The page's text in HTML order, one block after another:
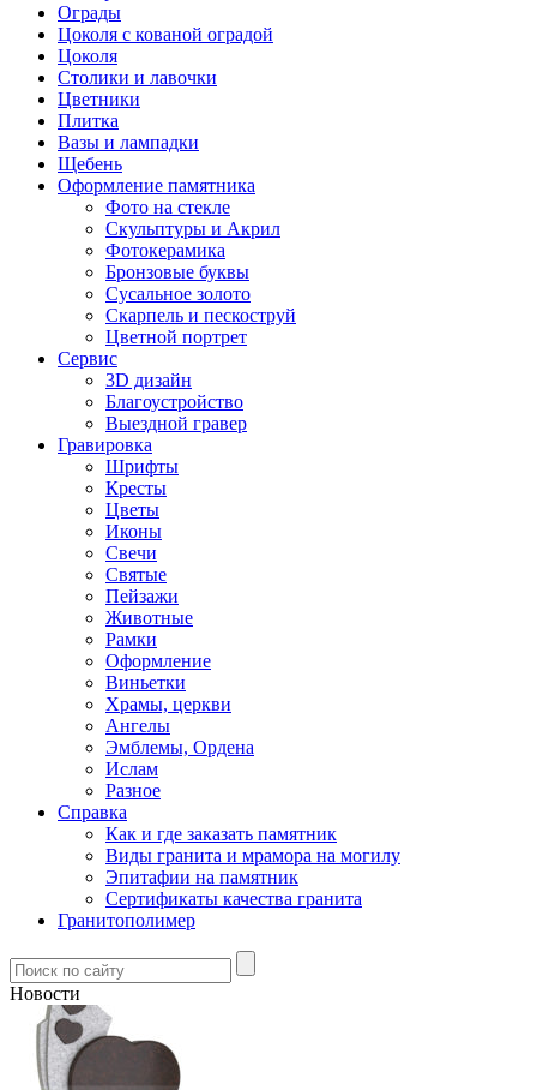
Ограды
Цоколя с кованой оградой
Цоколя
Столики и лавочки
Цветники
Плитка
Вазы и лампадки
Щебень
Оформление памятника
Фото на стекле
Скульптуры и Акрил
Фотокерамика
Бронзовые буквы
Сусальное золото
Скарпель и пескоструй
Цветной портрет
Сервис
3D дизайн
Благоустройство
Выездной гравер
Гравировка
Шрифты
Кресты
Цветы
Иконы
Свечи
Святые
Пейзажи
Животные
Рамки
Оформление
Виньетки
Храмы, церкви
Ангелы
Эмблемы, Ордена
Ислам
Разное
Справка
Как и где заказать памятник
Виды гранита и мрамора на могилу
Эпитафии на памятник
Сертификаты качества гранита
Гранитополимер
Новости